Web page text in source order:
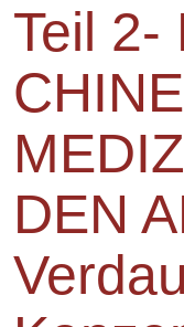
Teil 2-
DEN